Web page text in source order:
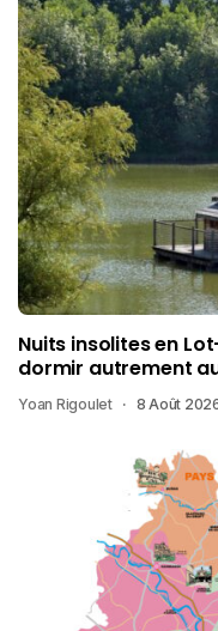
Nuits insolites en
dormir autrement
Yoan Rigoulet 8 Août